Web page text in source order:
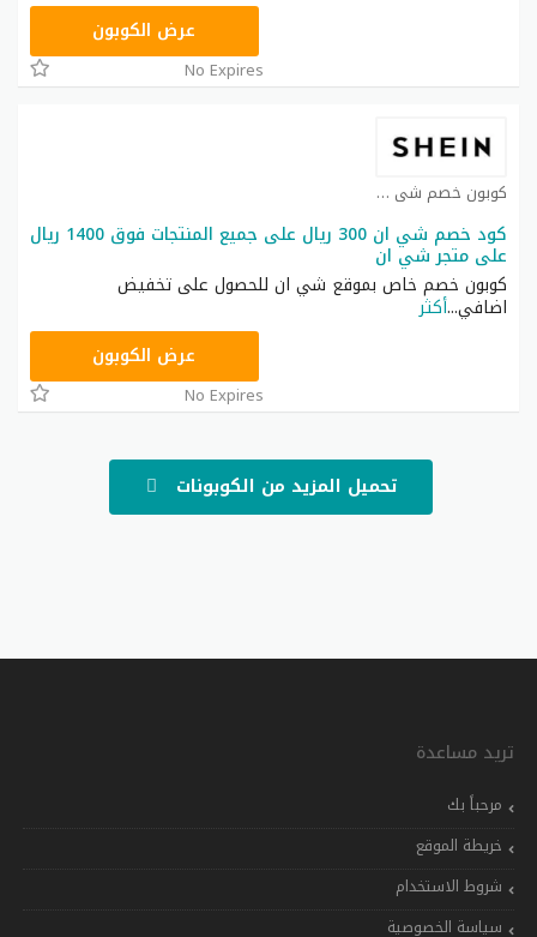
عرض الكوبون
No Expires
كوبون خصم شي ان كوبون
كود خصم شي ان 300 ريال على جميع المنتجات فوق 1400 ريال
على متجر شي ان
كوبون خصم خاص بموقع شي ان للحصول على تخفيض
اضافي...أكثر
عرض الكوبون
No Expires
تحميل المزيد من الكوبونات
تريد مساعدة
مرحباً بك
خريطة الموقع
شروط الاستخدام
سياسة الخصوصية